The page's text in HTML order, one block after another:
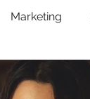
Marketing
Mídias Sociais